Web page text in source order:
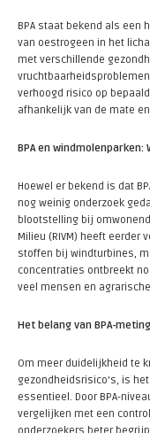
BPA staat bekend als een
van oestrogeen in het
met verschillende
verhoogd risico op
afhankelijk van de mate
BPA en windmolenparken:
Hoewel er bekend is dat
nog weinig onderzoek
blootstelling bij
Milieu (RIVM) heeft eerder
stoffen bij windturbines,
concentraties ontbreekt
veel mensen en
Het belang van BPA-
Om meer duidelijkheid te
gezondheidsrisico's, is
essentieel. Door BPA-
vergelijken met een